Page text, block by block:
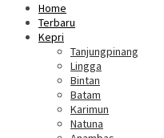
Home
Terbaru
Kepri
Tanjungpinang
Lingga
Bintan
Batam
Karimun
Natuna